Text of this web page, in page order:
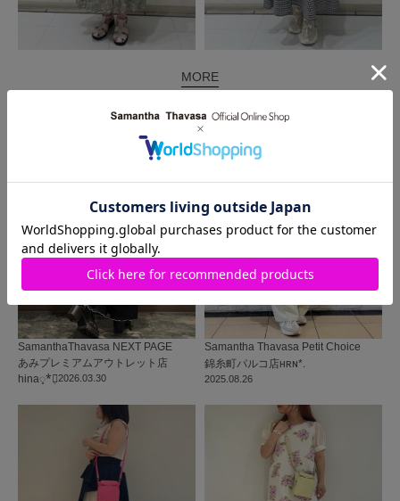
MORE
同じ商品を使った コーディネート
2026.03.30
SamanthaThavasa NEXT PAGE
あみプレミアムアウトレット店
hina◌̥*⃝̣
2025.08.26
Samantha Thavasa Petit Choice
錦糸町パルコ店ʜʀɴ*.